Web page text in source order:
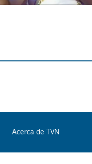
Acerca de TVN